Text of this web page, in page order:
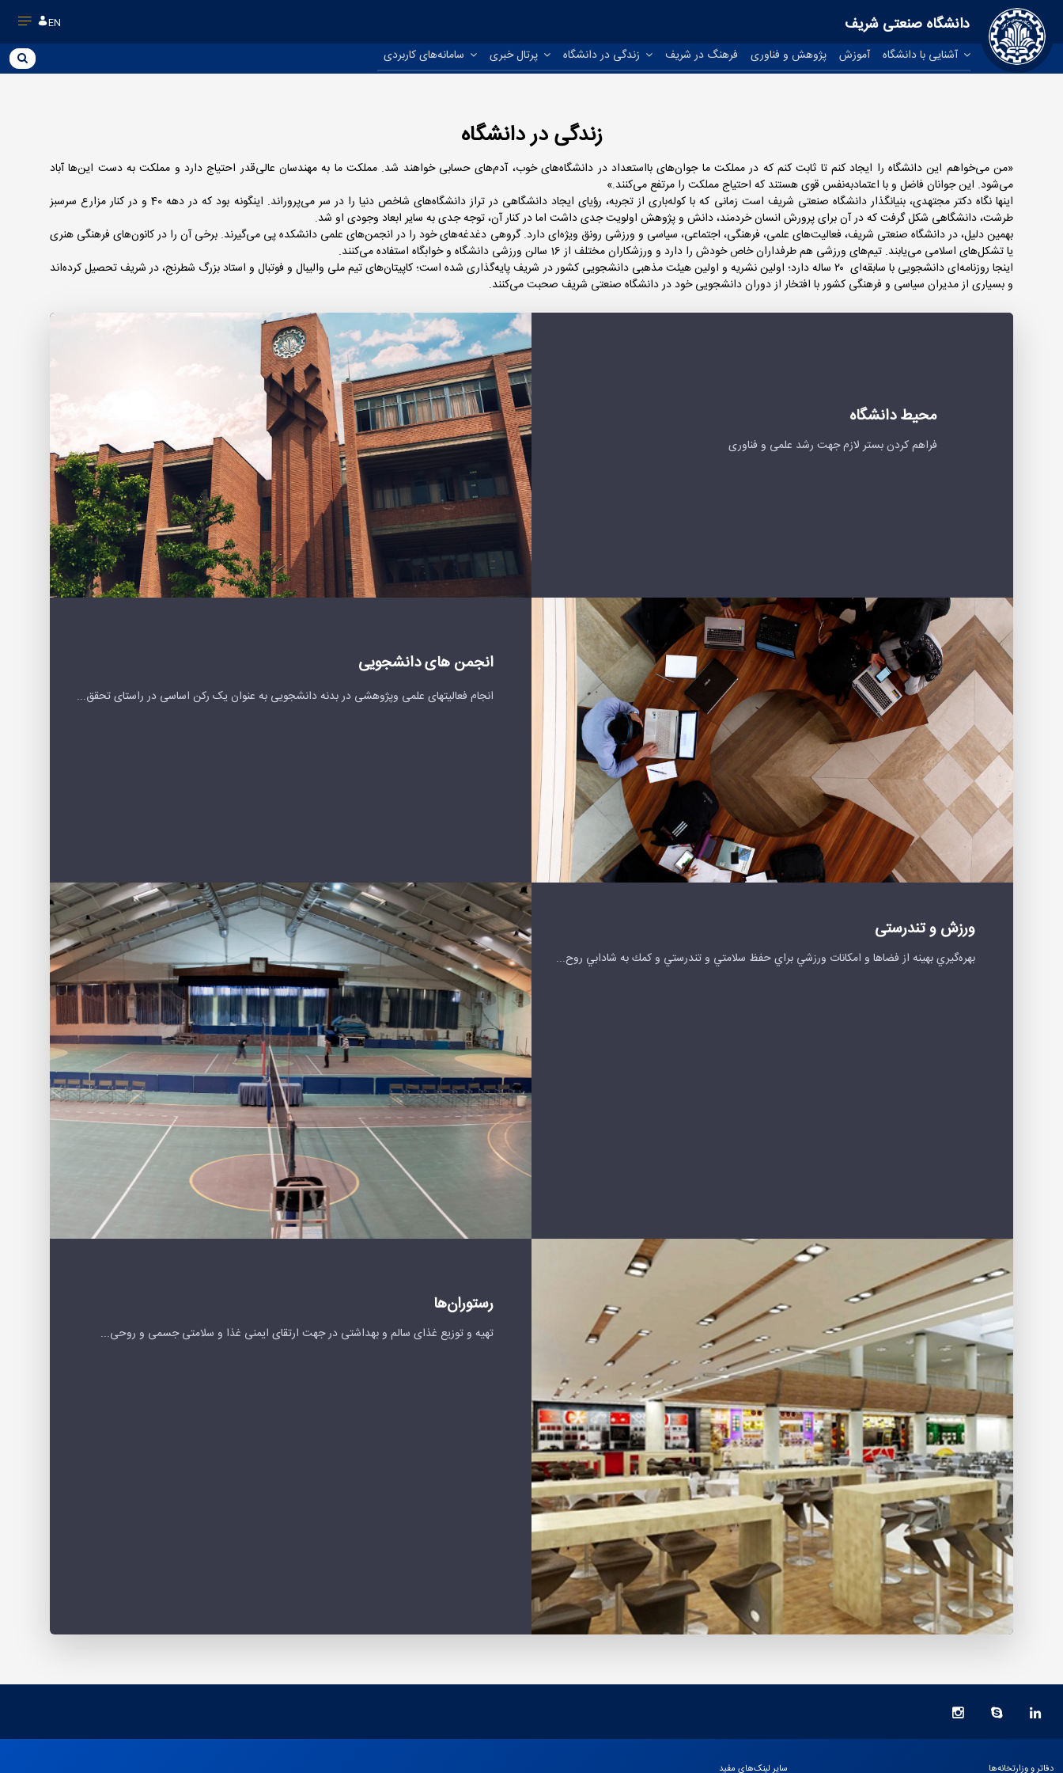
دانشگاه صنعتی شریف EN
آشنایی با دانشگاه آموزش پژوهش و فناوری فرهنگ در شریف زندگی در دانشگاه پرتال خبری سامانه‌های کاربردی
زندگی در دانشگاه
«من می‌خواهم این دانشگاه را ایجاد کنم تا ثابت کنم که در مملکت ما جوان‌های بااستعداد در دانشگاه‌های خوب، آدم‌های حسابی خواهند شد. مملکت ما به مهندسان عالی‌قدر احتیاج دارد و مملکت به دست این‌ها آباد
می‌شود. این جوانان فاضل و با اعتماد‌به‌نفس قوی هستند که احتیاج مملکت را مرتفع می‌کنند.»
اینها نگاه دکتر مجتهدی، بنیانگذار دانشگاه صنعتی شریف است زمانی که با کوله‌باری از تجربه، رؤیای ایجاد دانشگاهی در تراز دانشگاه‌های شاخص دنیا را در سر می‌پروراند. اینگونه بود که در دهه 40 و در کنار مزارع سرسبز
طرشت، دانشگاهی شکل گرفت که در آن برای پرورش انسان خردمند، دانش و پژوهش اولویت جدی داشت اما در کنار آن، توجه جدی به سایر ابعاد وجودی او شد.
‌بهمین دلیل، در دانشگاه صنعتی شریف، فعالیت‌های علمی، فرهنگی، اجتماعی، سیاسی و ورزشی رونق ویژه‌ای دارد. گروهی دغدغه‌های خود را در انجمن‌های علمی دانشکده پی می‌گیرند. برخی آن را در کانون‌های فرهنگی هنری
یا تشکل‌های اسلامی می‌یابند. تیم‌های ورزشی هم طرفداران خاص خودش را دارد و ورزشکاران مختلف از 16 سالن ورزشی دانشگاه و خوابگاه استفاده می‌کنند.
اینجا روزنامه‌ای دانشجویی با سابقه‌ای ۲۰ ساله دارد؛ اولین نشریه و اولین هیئت مذهبی دانشجویی کشور در شریف پایه‌گذاری شده است؛ کاپیتان‌های تیم ملی والیبال و فوتبال و استاد بزرگ شطرنج، در شریف تحصیل کرده‌اند
و بسیاری از مدیران سیاسی و فرهنگی کشور با افتخار از دوران دانشجویی خود در دانشگاه صنعتی شریف صحبت می‌کنند.
محیط دانشگاه
فراهم کردن بستر لازم جهت رشد علمی و فناوری
انجمن های دانشجویی
انجام فعالیتهای علمی وپژوهشی در بدنه دانشجویی به عنوان یک رکن اساسی در راستای تحقق...
ورزش و تندرستی
بهره‌گيري بهينه از فضاها و امكانات ورزشي براي حفظ سلامتي و تندرستي و كمك به شادابي روح...
رستوران‌ها
تهیه و توزیع غذای سالم و بهداشتی در جهت ارتقای ایمنی غذا و سلامتی جسمی و روحی...
دفاتر و وزارتخانه‌ها سایر لینک‌های مفید